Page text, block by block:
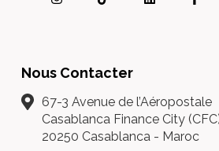
Nous Contacter
67-3 Avenue de l’Aéropostale
Casablanca Finance City
20250 Casablanca - Maroc